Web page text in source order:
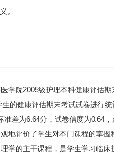
。
医学院2005级护理本科健康评估
的健康评估期末考试试卷进行
准差为6.64分，试卷信度为0.64
地评价了学生对本门课程的掌
学的主干课程，是学生学习临